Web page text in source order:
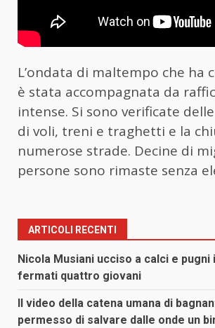
L’ondata di maltempo che ha
è stata accompagnata da
intense. Si sono verificate
di voli, treni e traghetti e la
numerose strade. Decine di
persone sono rimaste senza
ARTICOLI RECENTI
Nicola Musiani ucciso a calci e pugni
fermati quattro giovani
Il video della catena umana di
permesso di salvare dalle onde un